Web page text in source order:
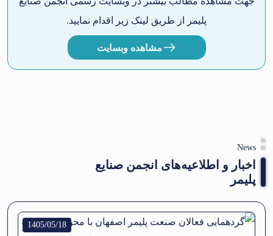
پلیمر از طریق لینک زیر اقدام نمایید.
مشاهده وبسایت
News
اخبار و اطلاعیه‌های انجمن صنایع
پلیمر
1405/05/18